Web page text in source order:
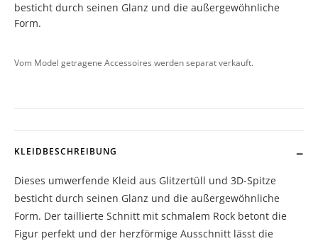
besticht durch seinen Glanz und die außergewöhnliche
Form.
Vom Model getragene Accessoires werden separat verkauft.
KLEIDBESCHREIBUNG
Dieses umwerfende Kleid aus Glitzertüll und 3D-Spitze
besticht durch seinen Glanz und die außergewöhnliche
Form. Der taillierte Schnitt mit schmalem Rock betont die
Figur perfekt und der herzförmige Ausschnitt lässt die